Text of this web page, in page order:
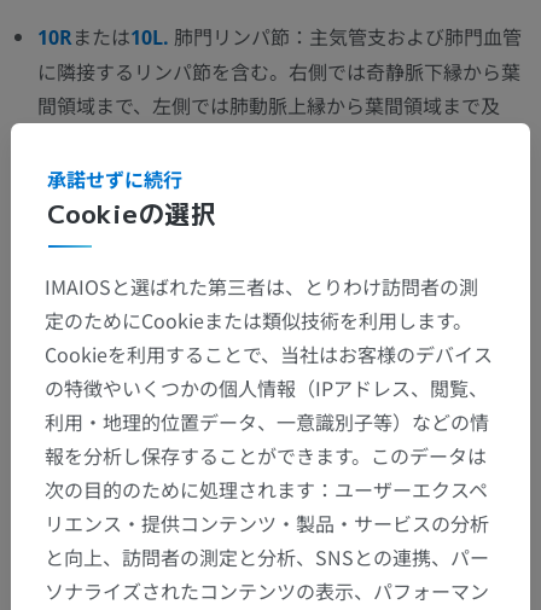
10Rまたは10L. 肺門リンパ節：主気管支および肺門血管
に隣接するリンパ節を含む。右側では奇静脈下縁から葉
間領域まで、左側では肺動脈上縁から葉間領域まで及
この翻訳に問題がありますか？
ギャラリー
Cookieの選択
承諾せずに続行
IMAIOSと選ばれた第三者は、とりわけ訪問者の測
定のためにCookieまたは類似技術を利用します。
Cookieを利用することで、当社はお客様のデバイス
の特徴やいくつかの個人情報（IPアドレス、閲覧、
利用・地理的位置データ、一意識別子等）などの情
報を分析し保存することができます。このデータは
次の目的のために処理されます：ユーザーエクスペ
リエンス・提供コンテンツ・製品・サービスの分析
と向上、訪問者の測定と分析、SNSとの連携、パー
ソナライズされたコンテンツの表示、パフォーマン